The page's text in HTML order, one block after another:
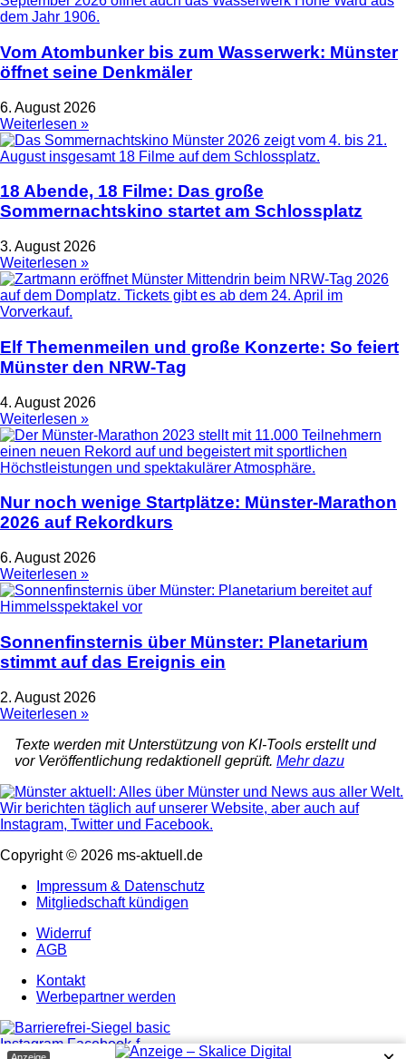
Vom Atombunker bis zum Wasserwerk: Münster
öffnet seine Denkmäler
6. August 2026
Weiterlesen »
18 Abende, 18 Filme: Das große
Sommernachtskino startet am Schlossplatz
3. August 2026
Weiterlesen »
Elf Themenmeilen und große Konzerte: So feiert
Münster den NRW-Tag
4. August 2026
Weiterlesen »
Nur noch wenige Startplätze: Münster-Marathon
2026 auf Rekordkurs
6. August 2026
Weiterlesen »
Sonnenfinsternis über Münster: Planetarium
stimmt auf das Ereignis ein
2. August 2026
Weiterlesen »
Texte werden mit Unterstützung von KI-Tools erstellt und
vor Veröffentlichung redaktionell geprüft. Mehr dazu
Copyright © 2026 ms-aktuell.de
Impressum & Datenschutz
Mitgliedschaft kündigen
Widerruf
AGB
Kontakt
Werbepartner werden
Instagram Facebook-f